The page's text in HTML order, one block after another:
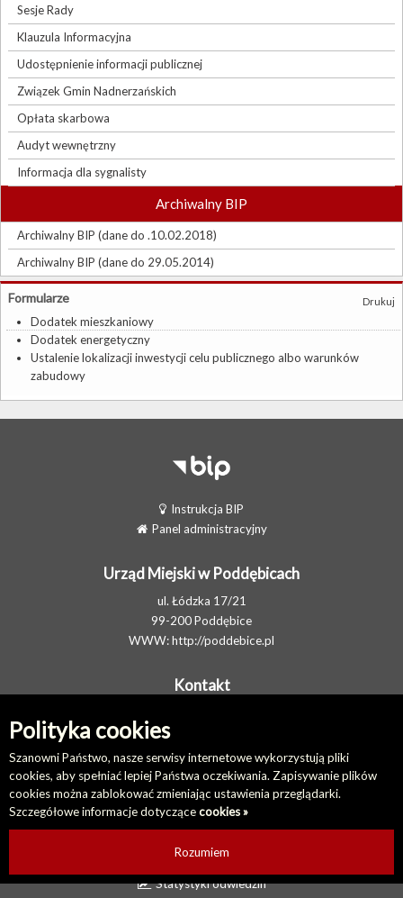
Polityka cookies
Szanowni Państwo, nasze serwisy internetowe wykorzystują pliki
cookies, aby spełniać lepiej Państwa oczekiwania. Zapisywanie plików
cookies można zablokować zmieniając ustawienia przeglądarki.
Szczegółowe informacje dotyczącecookies »
Rozumiem
Sesje Rady
Klauzula Informacyjna
Udostępnienie informacji publicznej
Związek Gmin Nadnerzańskich
Opłata skarbowa
Audyt wewnętrzny
Informacja dla sygnalisty
Archiwalny BIP
Archiwalny BIP (dane do .10.02.2018)
Archiwalny BIP (dane do 29.05.2014)
Drukuj
Formularze
Dodatek mieszkaniowy
Dodatek energetyczny
Ustalenie lokalizacji inwestycji celu publicznego albo warunków
zabudowy
Instrukcja BIP
Panel administracyjny
Urząd Miejski w Poddębicach
ul. Łódzka 17/21
99-200 Poddębice
WWW:http://poddebice.pl
Kontakt
E-MAIL:gmina@poddebice.pl
Elektroniczna Skrzynka Podawcza
Na skróty
Ostatnio dodane
Statystyki odwiedzin